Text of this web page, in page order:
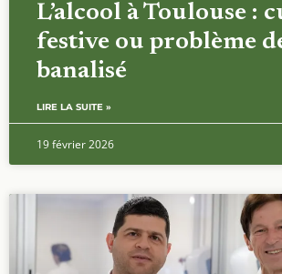
L’alcool à Toulouse :
festive ou problème
banalisé
LIRE LA SUITE »
19 février 2026